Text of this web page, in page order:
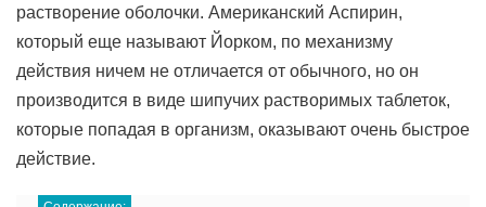
растворение оболочки. Американский Аспирин,
который еще называют Йорком, по механизму
действия ничем не отличается от обычного, но он
производится в виде шипучих растворимых таблеток,
которые попадая в организм, оказывают очень быстрое
действие.